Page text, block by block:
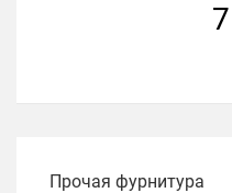
7
Прочая фурнитура